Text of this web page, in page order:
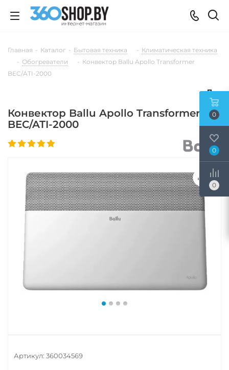
Главная - Каталог - Бытовая техника - Климатическая техника
- Обогреватели - Конвектор Ballu Apollo Transformer
BEC/ATI-2000
Конвектор Ballu Apollo Transformer
BEC/ATI-2000
Артикул: 360034569
0
0
0